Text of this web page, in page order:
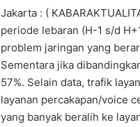
Jakarta : (
periode lebaran (H-1 s/d
problem jaringan yang
Sementara jika
57%. Selain data, trafik
layanan percakapan/voice
yang banyak beralih ke